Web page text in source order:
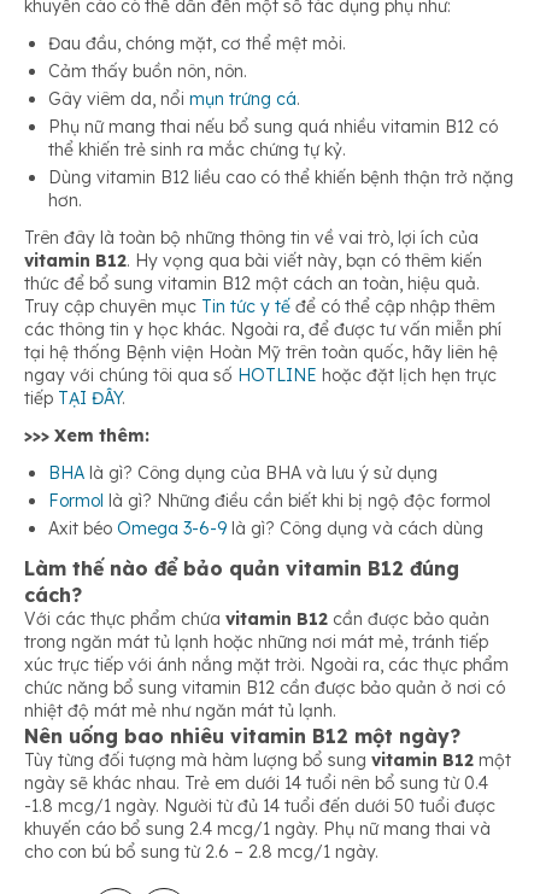
khuyến cáo có thể dẫn đến một số tác dụng phụ như:
Đau đầu, chóng mặt, cơ thể mệt mỏi.
Cảm thấy buồn nôn, nôn.
Gây viêm da, nổi mụn trứng cá.
Phụ nữ mang thai nếu bổ sung quá nhiều vitamin B12 có
thể khiến trẻ sinh ra mắc chứng tự kỷ.
Dùng vitamin B12 liều cao có thể khiến bệnh thận trở nặng
hơn.
Trên đây là toàn bộ những thông tin về vai trò, lợi ích của
vitamin B12. Hy vọng qua bài viết này, bạn có thêm kiến
thức để bổ sung vitamin B12 một cách an toàn, hiệu quả.
Truy cập chuyên mục Tin tức y tế để có thể cập nhập thêm
các thông tin y học khác. Ngoài ra, để được tư vấn miễn phí
tại hệ thống Bệnh viện Hoàn Mỹ trên toàn quốc, hãy liên hệ
ngay với chúng tôi qua số HOTLINE hoặc đặt lịch hẹn trực
tiếp TẠI ĐÂY.
>>> Xem thêm:
BHA là gì? Công dụng của BHA và lưu ý sử dụng
Formol là gì? Những điều cần biết khi bị ngộ độc formol
Axit béo Omega 3-6-9 là gì? Công dụng và cách dùng
Làm thế nào để bảo quản vitamin B12 đúng
cách?
Với các thực phẩm chứa vitamin B12 cần được bảo quản
trong ngăn mát tủ lạnh hoặc những nơi mát mẻ, tránh tiếp
xúc trực tiếp với ánh nắng mặt trời. Ngoài ra, các thực phẩm
chức năng bổ sung vitamin B12 cần được bảo quản ở nơi có
nhiệt độ mát mẻ như ngăn mát tủ lạnh.
Nên uống bao nhiêu vitamin B12 một ngày?
Tùy từng đối tượng mà hàm lượng bổ sung vitamin B12 một
ngày sẽ khác nhau. Trẻ em dưới 14 tuổi nên bổ sung từ 0.4
-1.8 mcg/1 ngày. Người từ đủ 14 tuổi đến dưới 50 tuổi được
khuyến cáo bổ sung 2.4 mcg/1 ngày. Phụ nữ mang thai và
cho con bú bổ sung từ 2.6 – 2.8 mcg/1 ngày.